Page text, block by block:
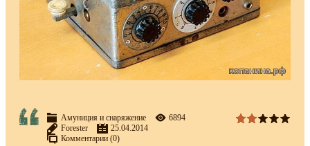
Амуниция и снаряжение
6894
Forester
25.04.2014
Комментарии (0)